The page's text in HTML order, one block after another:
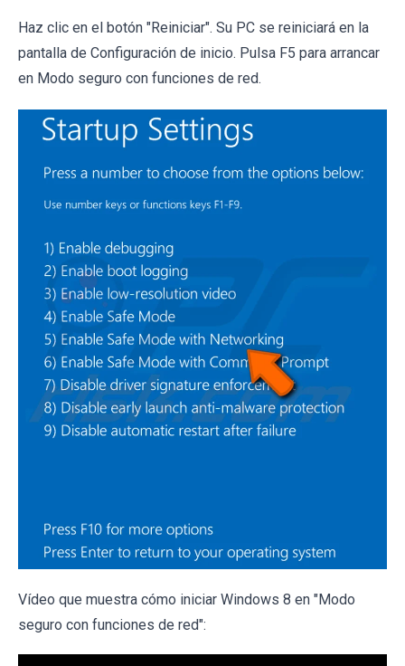
Haz clic en el botón "Reiniciar". Su PC se reiniciará en la
pantalla de Configuración de inicio. Pulsa F5 para arrancar
en Modo seguro con funciones de red.
Vídeo que muestra cómo iniciar Windows 8 en "Modo
seguro con funciones de red":